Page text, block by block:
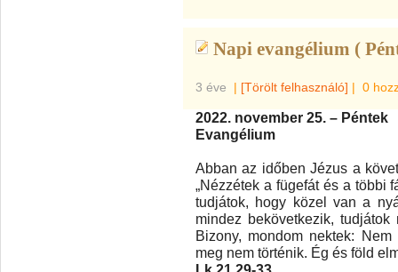
Napi evangélium (
3 éve | [Törölt felhasználó] | 0
2022. november 25. – Péntek
Evangélium
Abban az időben Jézus a
„Nézzétek a fügefát és a többi
tudjátok, hogy közel van a
mindez bekövetkezik,
Bizony, mondom nektek:
meg nem történik. Ég és föld